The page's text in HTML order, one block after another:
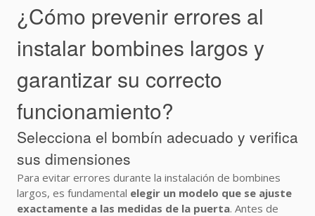
¿Cómo prevenir errores al
instalar bombines largos y
garantizar su correcto
funcionamiento?
Selecciona el bombín adecuado y verifica
sus dimensiones
Para evitar errores durante la instalación de bombines
largos, es fundamental elegir un modelo que se ajuste
exactamente a las medidas de la puerta. Antes de